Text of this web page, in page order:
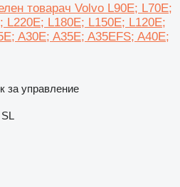
товарач Volvo L90E; L70E;
L220E; L180E; L150E; L120E;
A30E; A35E; A35EFS; A40E;
за управление